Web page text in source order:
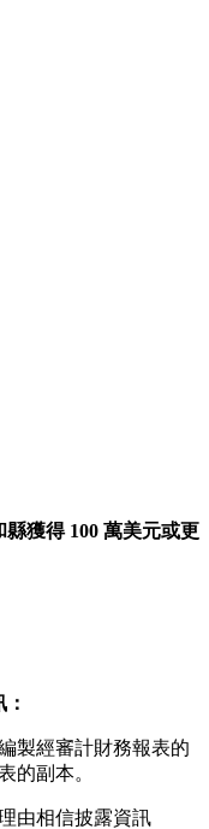
獲得 100 萬美元或更
製經審計財務報表的
的副本。
由相信披露資訊